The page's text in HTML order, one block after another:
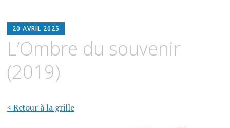
20 AVRIL 2025
OSCURIA
L’Ombre du souvenir
(2019)
< Retour à la grille